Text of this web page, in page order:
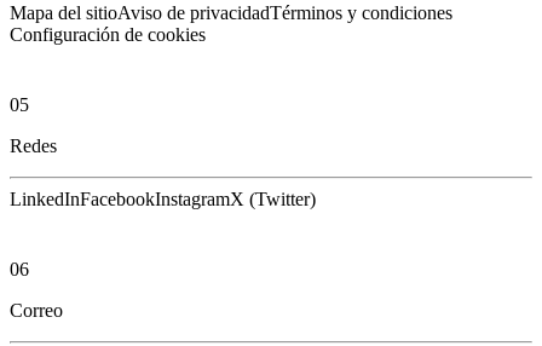
Mapa del sitioAviso de privacidadTérminos y condiciones
Configuración de cookies
05
Redes
LinkedInFacebookInstagramX (Twitter)
06
Correo